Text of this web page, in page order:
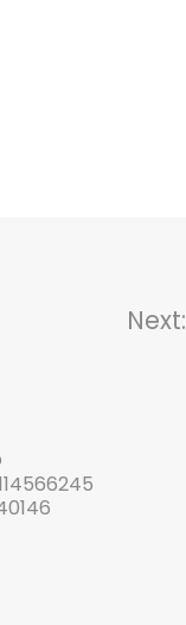
Next: